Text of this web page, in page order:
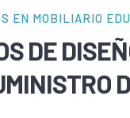
EN MOBILIARIO
DE